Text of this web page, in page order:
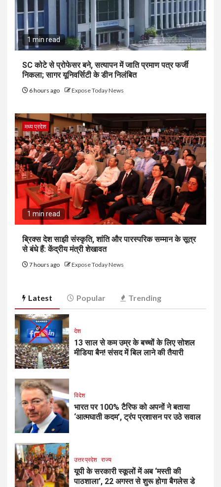
1 min read
SC कोटे से प्रोफेसर बने, सत्यापन में जाति प्रमाण पत्र फर्जी
निकला; सागर यूनिवर्सिटी के डीन निलंबित
6 hours ago Expose Today News
मध्य प्रदेश
1 min read
ब्रिक्स देश साझी संस्कृति, शांति और पारस्परिक सम्मान के सूत्र
से बंधे हैं: केंद्रीय मंत्री शेखावत
7 hours ago Expose Today News
Latest Popular Trending
देश
13 साल से कम उम्र के बच्चों के लिए सोशल
मीडिया बैन! संसद में बिल लाने की तैयारी
विदेश
भारत पर 100% टैरिफ को अपनों ने बताया
‘आत्मघाती कदम’, ट्रंप प्रशासन पर उठे सवाल
उत्तर प्रदेश राज्य
यूपी के सरकारी स्कूलों में अब ‘मस्ती की
पाठशाला’, 22 अगस्त से शुरू होगा बैगलेस डे